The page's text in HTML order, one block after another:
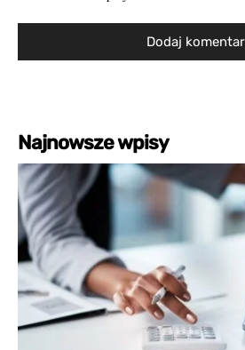
Najnowsze wpisy